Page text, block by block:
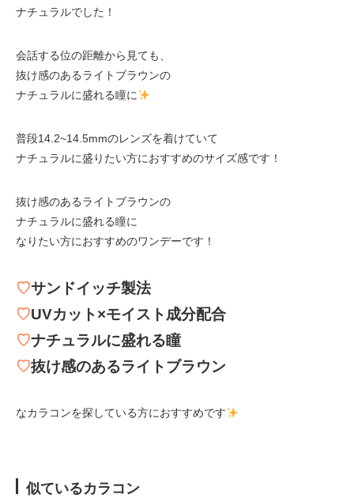
ナチュラルでした！
会話する位の距離から見ても、
抜け感のあるライトブラウンの
ナチュラルに盛れる瞳に
普段14.2~14.5mmのレンズを着けていて
ナチュラルに盛りたい方におすすめのサイズ感です！
抜け感のあるライトブラウンの
ナチュラルに盛れる瞳に
なりたい方におすすめのワンデーです！
♡サンドイッチ製法
♡UVカット×モイスト成分配合
♡ナチュラルに盛れる瞳
♡抜け感のあるライトブラウン
なカラコンを探している方におすすめです
似ているカラコン